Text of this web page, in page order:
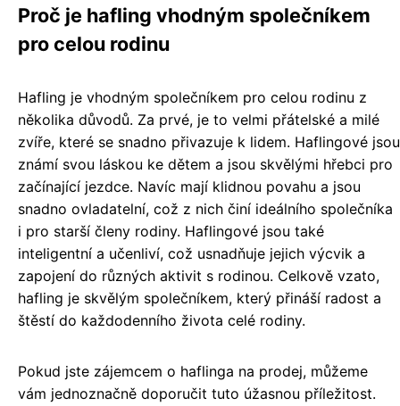
Proč je hafling vhodným společníkem
pro celou rodinu
Hafling je vhodným společníkem pro celou rodinu z
několika důvodů. Za prvé, je to velmi přátelské a milé
zvíře, které se snadno přivazuje k lidem. Haflingové jsou
známí svou láskou ke dětem a jsou skvělými hřebci pro
začínající jezdce. Navíc mají klidnou povahu a jsou
snadno ovladatelní, což z nich činí ideálního společníka
i pro starší členy rodiny. Haflingové jsou také
inteligentní a učenliví, což usnadňuje jejich výcvik a
zapojení do různých aktivit s rodinou. Celkově vzato,
hafling je skvělým společníkem, který přináší radost a
štěstí do každodenního života celé rodiny.
Pokud jste zájemcem o haflinga na prodej, můžeme
vám jednoznačně doporučit tuto úžasnou příležitost.